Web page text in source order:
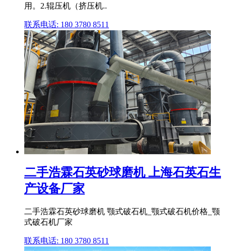
用。2.辊压机（挤压机..
联系电话: 180 3780 8511
二手浩霖石英砂球磨机 上海石英石生
产设备厂家
二手浩霖石英砂球磨机 颚式破石机_颚式破石机价格_颚
式破石机厂家
联系电话: 180 3780 8511